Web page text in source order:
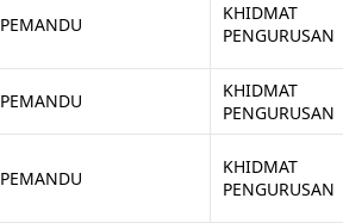
PEMANDU
KHIDMAT
PENGURUSAN
PEMANDU
KHIDMAT
PENGURUSAN
PEMANDU
KHIDMAT
PENGURUSAN